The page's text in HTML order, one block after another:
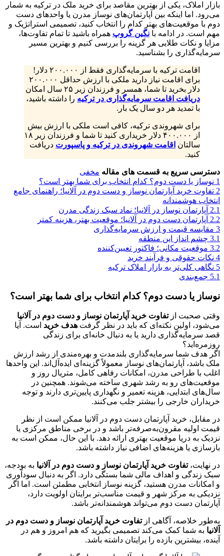
بازار املاک، یکی از بهترین مقاصد برای خرید ملک در ترکیه به شمار
می‌رود. اما اینکه بین آپارتمان‌های نوساز مدرن یا واحدهای دست‌
دوم با موقعیت‌های بهتر کدام را انتخاب کنید، تصمیمی استراتژیک و
مهم است. در ادامه با نگین گروپ همراه باشید تا تمام تفاوت‌ها،
مزایا و نکات طلایی هر گزینه را بررسی کنیم و بهترین مسیر
سرمایه‌گذاری را بشناسید.
اقامت ترکیه با سرمایه‌گذاری فقط از ۲۰۰.۰۰۰ دلار!
برای اقامت نیاز دارید ملکی با ارزش حداقل ۲۰۰.۰۰۰
دلار بخرید تا شما، همسر و فرزندان زیر ۲۵ سال امکان
دریافت اقامت سرمایه‌گذاری در ترکیه را داشته باشید،
با تمدید هر دو سال یک بار.
برای شهروندی ترکیه، کافی است ملکی با ارزش بیش
از ۴۰۰.۰۰۰ دلار خریداری کنید تا شما و فرزندان زیر ۱۸
سالتان اقامت شهروندی در ترکیه و پاسپورت دریافت
کنید.
دسترسی سریع به قسمت های مقاله مخفی
1 نوساز یا دست‌ دوم؟ کدام انتخاب برای شما بهتر است؟
2 تفاوت خرید آپارتمان نوساز و دست‌ دوم در آلانیا؛ راهنمای جامع
انتخاب هوشمندانه
2.1 آپارتمان نوساز در آلانیا؛ نماد سبک زندگی مدرن
2.2 آپارتمان دست‌ دوم در آلانیا؛ موقعیت بهتر، هزینه کمتر
3 مقایسه قیمت و ارزش سرمایه‌گذاری
3.1 چشم انداز این منطقه
3.2 موقعیت مکانی؛ فاکتور تعیین‌کننده
4 نکات حقوقی و فرآیند خرید
5 نگاهی کلی‌تر به بازار املاک ترکیه
5.1 جمع‌بندی
نوساز یا دست‌ دوم؟ کدام انتخاب برای شما بهتر است؟
وقتی صحبت ازتفاوت خرید آپارتمان نوساز و دست‌ دوم در آلانیا
می‌شود، اولین نکته‌ای که باید در نظر گرفت هدف خرید است. آیا
قصد سرمایه‌گذاری دارید یا به دنبال خانه‌ای برای زندگی
روزمره‌اید؟
اگر هدف شما سرمایه‌گذاری بلندمدت و بهره‌مندی از رشد ارزش
ملک باشد، آپارتمان‌های نوساز معمولاً گزینه‌ای ایده‌آل‌اند. این واحدها
اغلب با طراحی مدرن، امکانات رفاهی کامل، متریال روز و
موقعیت‌های رو به رشد شهری ساخته می‌شوند. همچنین در
سال‌های ابتدایی، هزینه تعمیر و نگهداری پایین‌تری دارند و توجه
خریداران خارجی را بیشتر جلب می‌کنند.
در مقابل، خرید آپارتمان دست‌ دوم در آلانیا ممکن است از نظر
قیمت اولیه مقرون‌به‌صرفه‌تر باشد و در برخی مناطق مرکزی یا
نزدیک به دریا موقعیت بهتری ارائه دهد. با این حال، ممکن است به
بازسازی یا هزینه‌های اضافی نیاز داشته باشد.
در نهایت،تفاوت خرید آپارتمان نوساز و دست‌ دوم در آلانیا به بودجه،
سبک زندگی و اهداف مالی شما بستگی دارد. اگر به دنبال سودآوری
و امکانات مدرن هستید، گزینه نوساز انتخابی مطمئن است. اما اگر
نزدیکی به مرکز شهر و قیمت مناسب‌تر برایتان اولویت دارد،
آپارتمان دست‌ دوم می‌تواند هوشمندانه‌تر باشد.
به‌طور خلاصه، آگاهی ازتفاوت خرید آپارتمان نوساز و دست‌ دوم در
آلانیا به شما کمک می‌کند تصمیمی بگیرید که هم امروز و هم در
آینده، بیشترین بازده را برایتان داشته باشد.